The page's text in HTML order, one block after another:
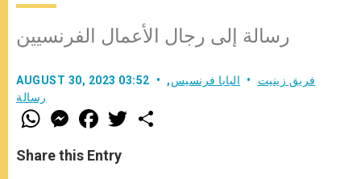
رسالة إلى رجال الأعمال الفرنسيين
AUGUST 30, 2023 03:52 فريق زينيت البابا فرنسيس,
رسالة
W
h
t
s
M
e
s
e
F
a
e
b
w
Share this Entry